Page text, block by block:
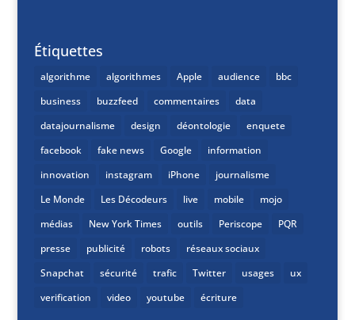
Étiquettes
algorithme algorithmes Apple audience
bbc
business
buzzfeed commentaires
data
datajournalisme
design déontologie
enquete
facebook
fake news Google
information
innovation
instagram iPhone
journalisme
Le Monde
Les Décodeurs live mobile
mojo
médias
New York Times outils Periscope
PQR
presse
publicité robots
réseaux sociaux
Snapchat
sécurité trafic Twitter usages
ux
verification
video youtube écriture